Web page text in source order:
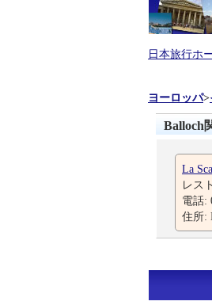
日本旅行ホ
ヨーロッパ>
Balloch
La
レス
電話:
住所: